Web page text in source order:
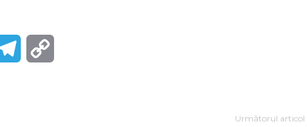
Telegram
Următorul articol